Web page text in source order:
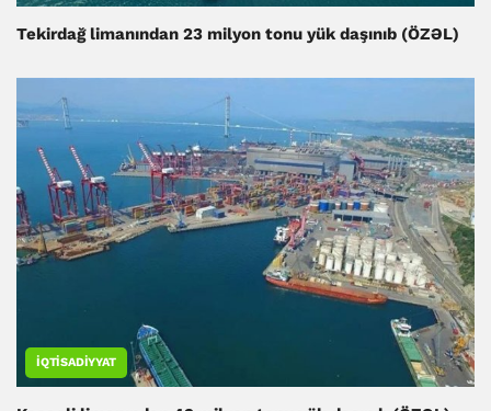
Tekirdağ limanından 23 milyon tonu yük daşınıb (ÖZƏL)
İQTISADIYYAT